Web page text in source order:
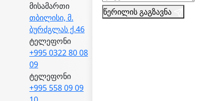
მისამართი
თბილისი, მ.
ბურძგლას ქ.46
ტელეფონი
+995 0322 80 08
09
ტელეფონი
+995 558 09 09
წერილის გაგზავნა